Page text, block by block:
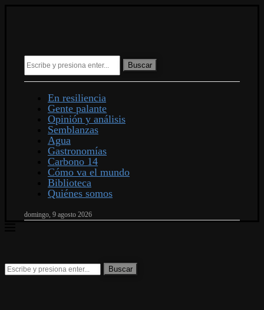
Buscar
En resiliencia
Gente palante
Opinión y análisis
Semblanzas
Agua
Gastronomías
Carbono 14
Cómo va el mundo
Biblioteca
Quiénes somos
domingo, 9 agosto 2026